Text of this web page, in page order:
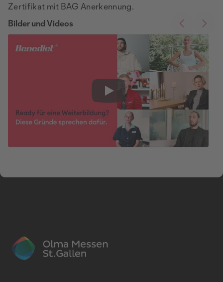
Zertifikat mit BAG Anerkennung.
Play
Bilder und Videos